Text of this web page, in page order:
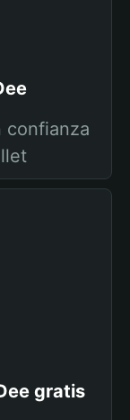
confianza
gratis